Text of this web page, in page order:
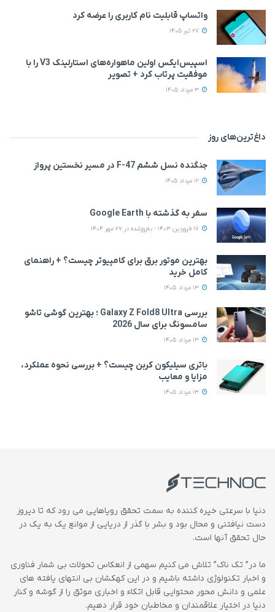
واتساپ قابلیت نام کاربری را عرضه کرد
اسپیس‌ایکس اولین ماهواره‌های استارلینک V3 را با
موفقیت پرتاب کرد + تصویر
داغ‌ترین‌های روز
جنگنده نسل ششم F-47 در مسیر نخستین پرواز
سفر به گذشته با Google Earth
بهترین موتور برق برای کامپیوتر چیست؟ + راهنمای
کامل خرید
بررسی Galaxy Z Fold8 Ultra ؛ بهترین گوشی تاشو
سامسونگ برای سال 2026
باتری سیلیکون کربن چیست؟ + بررسی نحوه عملکرد،
مزایا و معایب
دنیا با سرعتی خیره کننده به سمت تحقق رویاهایی می رود که تا دیروز
دست نیافتنی و محال بود و بشر با گذر از دریایی از موانع یک به یک در
حال تحقق آنها است.
ما در” تک ناک” تلاش می کنیم سهمی از انعکاس تحولات بی شمار فناوری
و اخبار تکنولوژی داشته باشیم و در این کهکشان بی انتهای یافته های
علمی و دانش محور محتوایی قابل اتکاء و اخباری موثق را از گوشه و کنار
دنیا در اختیار علاقمندان و مخاطبان خود قرار دهیم.